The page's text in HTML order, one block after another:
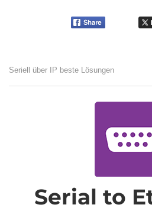
Seriell über IP beste Lösungen
Serial to